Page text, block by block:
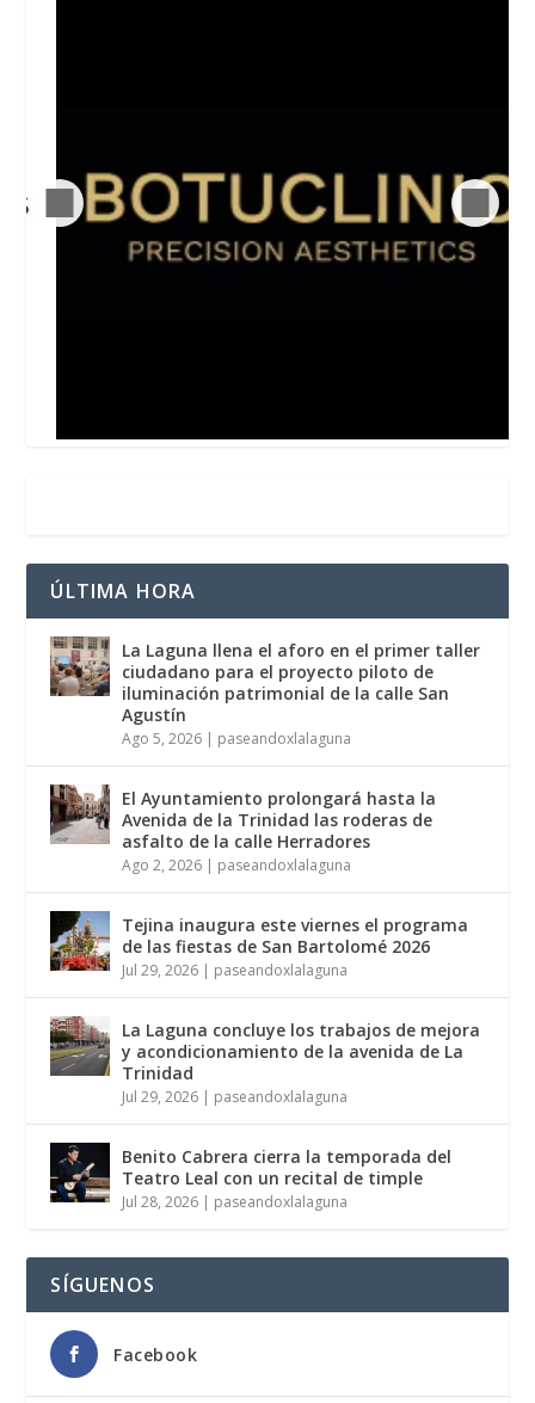
ÚLTIMA HORA
La Laguna llena el aforo en el primer taller
ciudadano para el proyecto piloto de
iluminación patrimonial de la calle San
Agustín
Ago 5, 2026 | paseandoxlalaguna
El Ayuntamiento prolongará hasta la
Avenida de la Trinidad las roderas de
asfalto de la calle Herradores
Ago 2, 2026 | paseandoxlalaguna
Tejina inaugura este viernes el programa
de las fiestas de San Bartolomé 2026
Jul 29, 2026 | paseandoxlalaguna
La Laguna concluye los trabajos de mejora
y acondicionamiento de la avenida de La
Trinidad
Jul 29, 2026 | paseandoxlalaguna
Benito Cabrera cierra la temporada del
Teatro Leal con un recital de timple
Jul 28, 2026 | paseandoxlalaguna
SÍGUENOS
Facebook